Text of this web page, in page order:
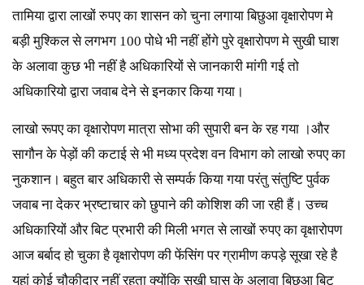
तामिया द्वारा लाखों रुपए का शासन को चुना लगाया बिछुआ वृक्षारोपण मे
बड़ी मुश्किल से लगभग 100 पोधे भी नहीं होंगे पुरे वृक्षारोपण मे सुखी घाश
के अलावा कुछ भी नहीं है अधिकारियों से जानकारी मांगी गई तो
अधिकारियो द्वारा जवाब देने से इनकार किया गया।
लाखो रूपए का वृक्षारोपण मात्रा सोभा की सुपारी बन के रह गया ।और
सागौन के पेड़ों की कटाई से भी मध्य प्रदेश वन विभाग को लाखो रुपए का
नुकशान। बहुत बार अधिकारी से सम्पर्क किया गया परंतु संतुष्टि पुर्वक
जवाब ना देकर भ्रष्टाचार को छुपाने की कोशिश की जा रही हैं। उच्च
अधिकारियों और बिट प्रभारी की मिली भगत से लाखों रुपए का वृक्षारोपण
आज बर्बाद हो चुका है वृक्षारोपण की फेंसिंग पर ग्रामीण कपड़े सूखा रहे है
यहां कोई चौकीदार नहीं रहता क्योंकि सुखी घास के अलावा बिछुआ बिट